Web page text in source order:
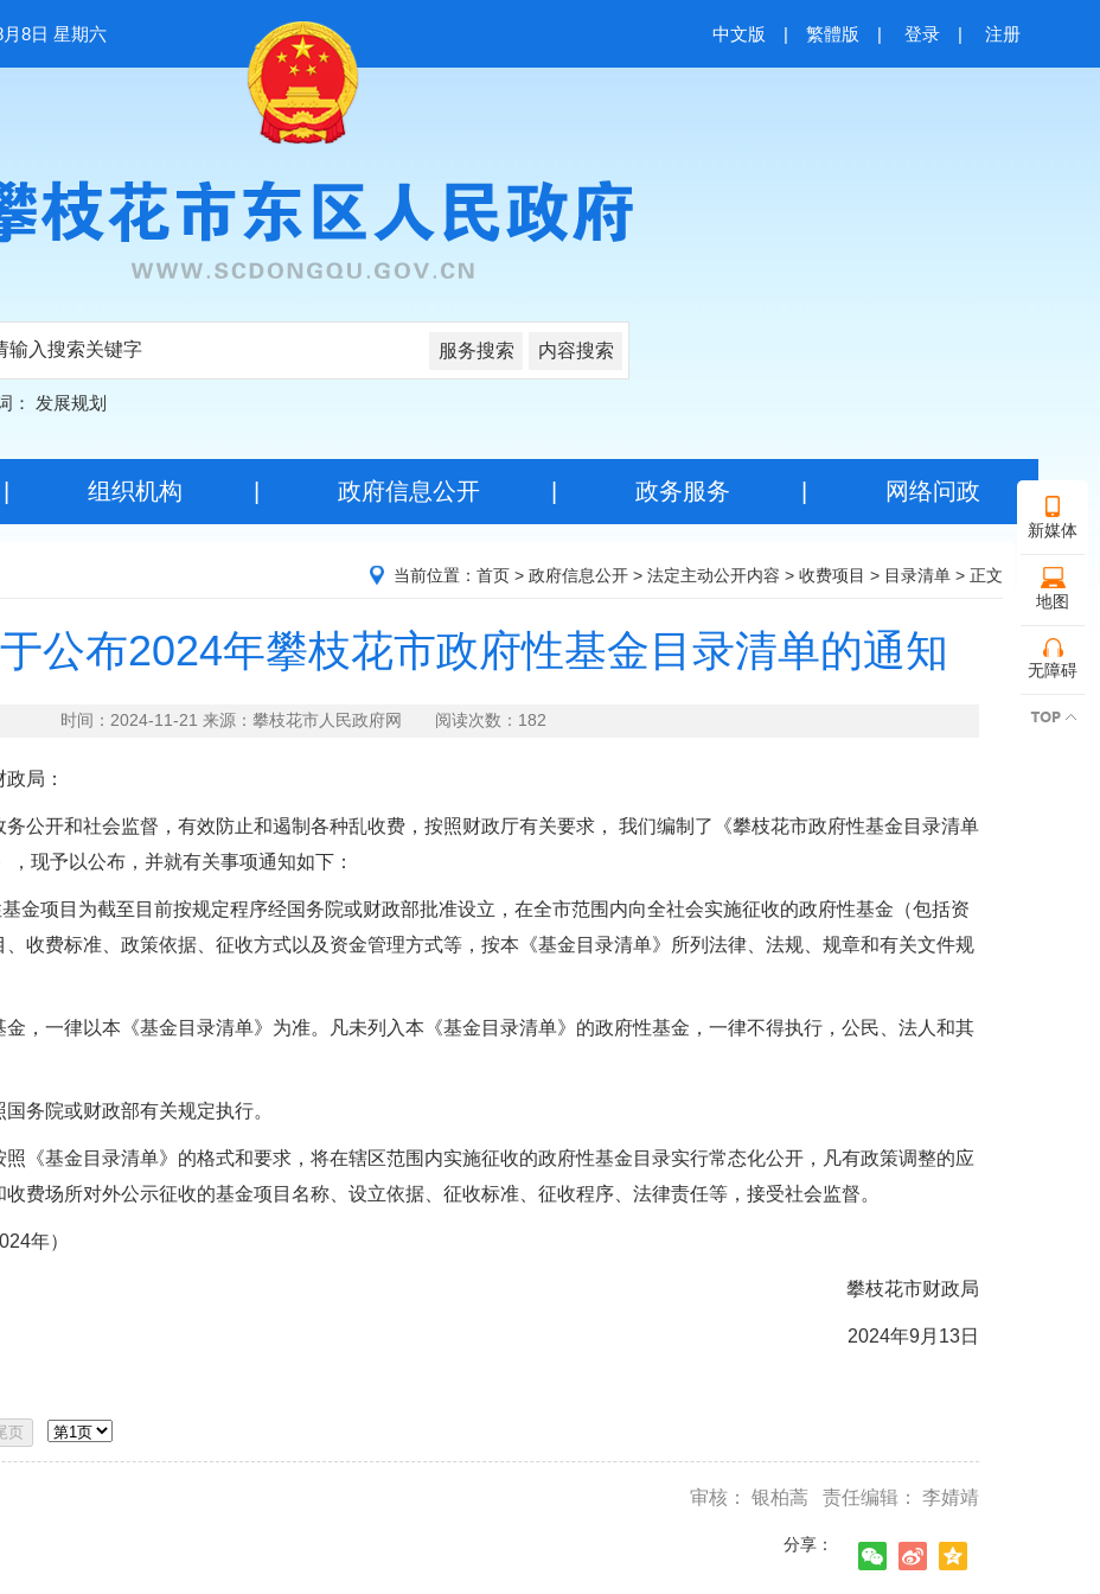
8日 星期六 中文版 | 繁體版 | 登录 | 注册
服务搜索 内容搜索
： 发展规划
新媒体
地图
无障碍
组织机构 政府信息公开| 政务服务 网络问政
当前位置： 首页 > 政府信息公开 > 法定主动公开内容 > 收费项目 > 目录清单 > 正文
公布2024年攀枝花市政府性基金目录清单的通知
时间：2024-11-21 来源：攀枝花市人民政府网 阅读次数： 182
局：
开和社会监督，有效防止和遏制各种乱收费，按照财政厅有关要求， 我们编制了《攀枝花市政府性基金目录清单
，现予以公布，并就有关事项通知如下：
目为截至目前按规定程序经国务院或财政部批准设立，在全市范围内向全社会实施征收的政府性基金（包括资
收费标准、政策依据、征收方式以及资金管理方式等，按本《基金目录清单》所列法律、法规、规章和有关文件规
一律以本《基金目录清单》为准。凡未列入本《基金目录清单》的政府性基金，一律不得执行，公民、法人和其
院或财政部有关规定执行。
基金目录清单》的格式和要求，将在辖区范围内实施征收的政府性基金目录实行常态化公开，凡有政策调整的应
费场所对外公示征收的基金项目名称、设立依据、征收标准、征收程序、法律责任等，接受社会监督。
年）
攀枝花市财政局
2024年9月13日
审核： 银柏蒿 责任编辑： 李婧靖
分享：